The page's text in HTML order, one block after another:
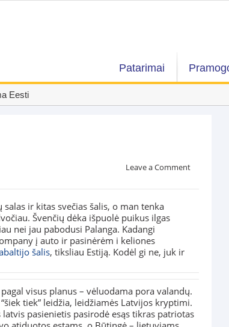
Patarimai
Eesti
Leave a Comment
ir kitas svečias šalis, o man tenka
Švenčių dėka išpuolė puikus ilgas
nei jau pabodusi Palanga. Kadangi
į auto ir pasinėrėm i keliones
šalis, tiksliau Estiją. Kodėl gi ne, juk ir
visus planus – vėluodama pora valandų.
tiek” leidžia, leidžiamės Latvijos kryptimi.
pasienietis pasirodė esąs tikras patriotas